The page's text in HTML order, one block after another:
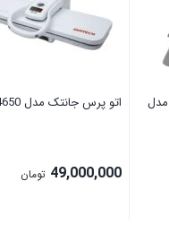
مدل
اتو پرس جانتک مدل 4650
49,000,000 تومان